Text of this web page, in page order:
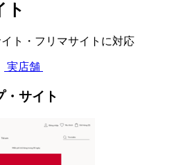
ト
ト・フリマサイトに対応
実店舗
・サイト